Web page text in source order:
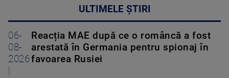
ULTIMELE ȘTIRI
06-
08-
2026
Reacția MAE după ce o româncă a fost
arestată în Germania pentru spionaj în
favoarea Rusiei